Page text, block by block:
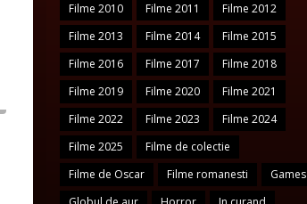
Filme 2010
Filme 2011
Filme 2012
Filme 2013
Filme 2014
Filme 2015
Filme 2016
Filme 2017
Filme 2018
Filme 2019
Filme 2020
Filme 2021
Filme 2022
Filme 2023
Filme 2024
Filme 2025
Filme de colectie
Filme de Oscar
Filme romanesti
Games